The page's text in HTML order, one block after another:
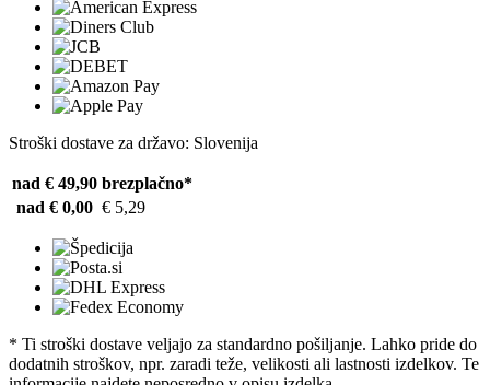
Stroški dostave za državo: Slovenija
nad € 49,90 brezplačno*
nad € 0,00 € 5,29
* Ti stroški dostave veljajo za standardno pošiljanje. Lahko pride do
dodatnih stroškov, npr. zaradi teže, velikosti ali lastnosti izdelkov. Te